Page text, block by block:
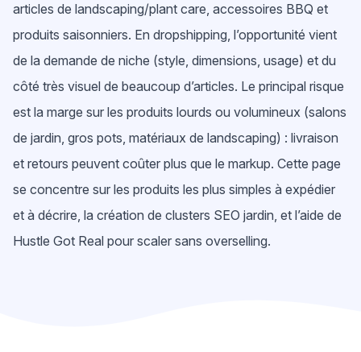
articles de landscaping/plant care, accessoires BBQ et
produits saisonniers. En dropshipping, l’opportunité vient
de la demande de niche (style, dimensions, usage) et du
côté très visuel de beaucoup d’articles. Le principal risque
est la marge sur les produits lourds ou volumineux (salons
de jardin, gros pots, matériaux de landscaping) : livraison
et retours peuvent coûter plus que le markup. Cette page
se concentre sur les produits les plus simples à expédier
et à décrire, la création de clusters SEO jardin, et l’aide de
Hustle Got Real pour scaler sans overselling.